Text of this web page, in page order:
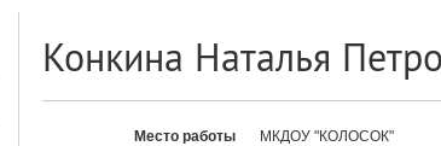
Конкина Наталья
Место работы
МКДОУ "КОЛОСОК"